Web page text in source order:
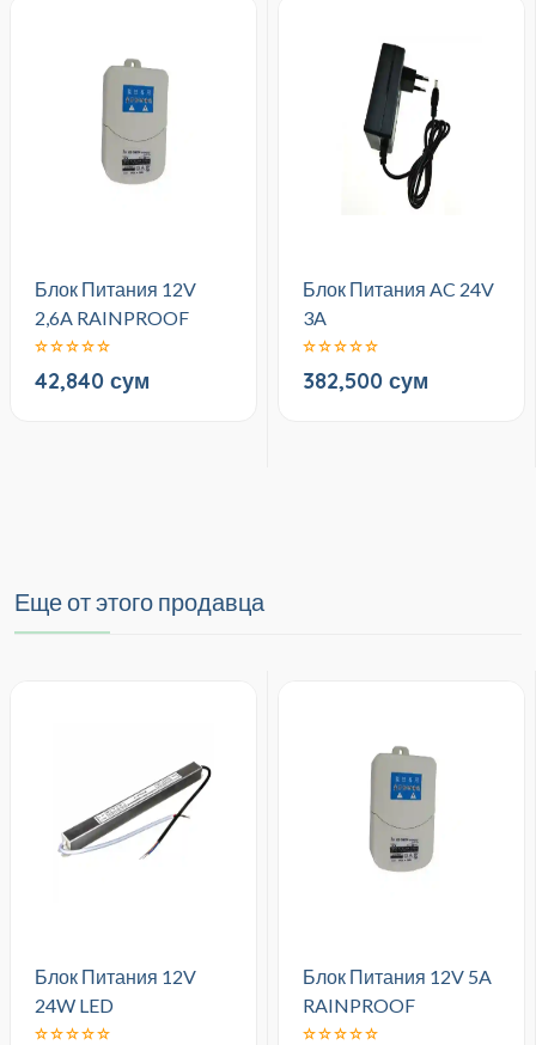
Блок Питания 12V
2,6A RAINPROOF
42,840 сум
Блок Питания AC 24V
3A
382,500 сум
Еще от этого продавца
Блок Питания 12V
24W LED
Блок Питания 12V 5A
RAINPROOF